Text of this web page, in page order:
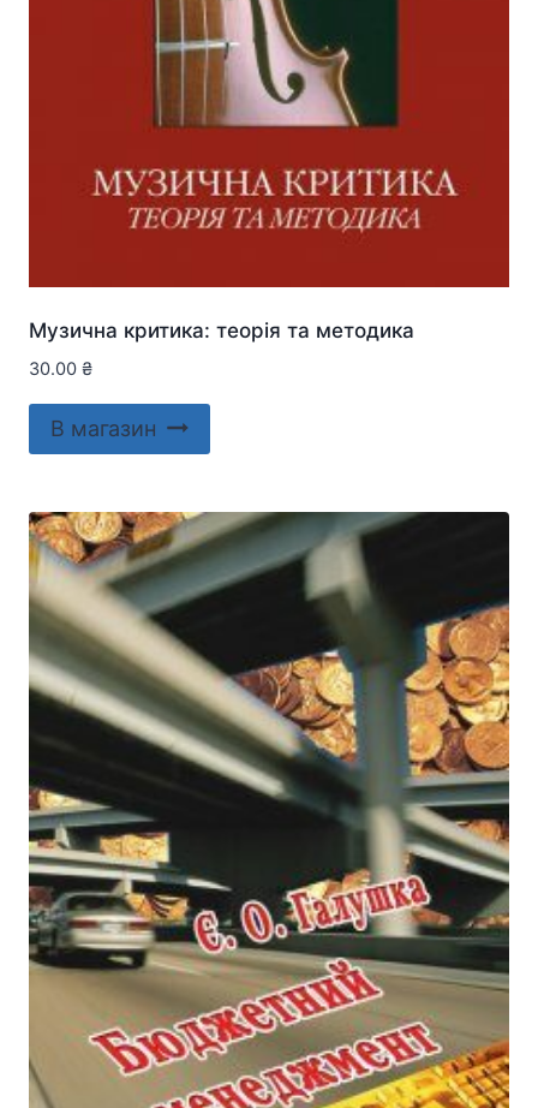
Музична критика: теорія та методика
30.00 ₴
В магазин